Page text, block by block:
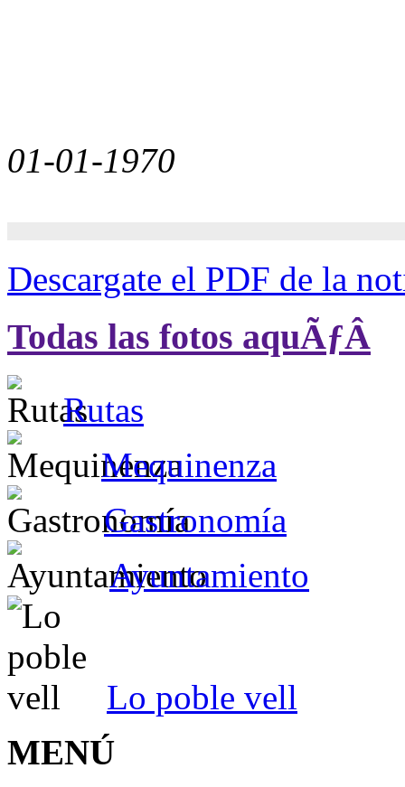
01-01-1970
Descargate el PDF de la
Todas las fotos aquÃƒÂ­
Rutas
Mequinenza
Gastronomía
Ayuntamiento
Lo poble vell
MENÚ